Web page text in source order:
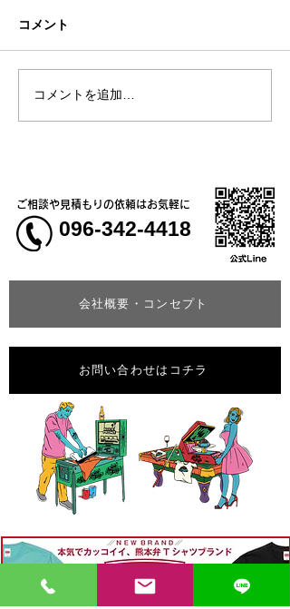
コメント
コメントを追加…
会社概要・コンセプト
ご相談や見積もりの依頼はお気軽に
096-342-4418
お問い合わせはコチラ